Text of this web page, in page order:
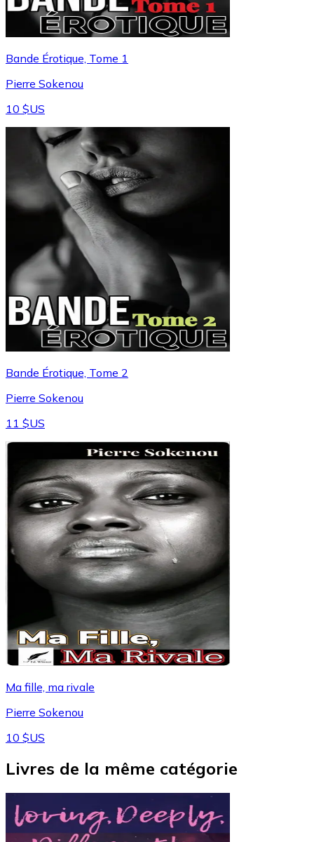
Bande Érotique, Tome 1
Pierre Sokenou
10 $US
Bande Érotique, Tome 2
Pierre Sokenou
11 $US
Ma fille, ma rivale
Pierre Sokenou
10 $US
Livres de la même catégorie